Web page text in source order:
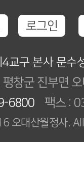
로그인
교구 본사 문수
창군 진부면
6800 팩스 :
오대산월정사.